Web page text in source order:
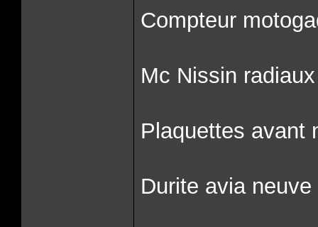
Compteur
Mc Nissin
Plaquettes avant
Durite avia neuve